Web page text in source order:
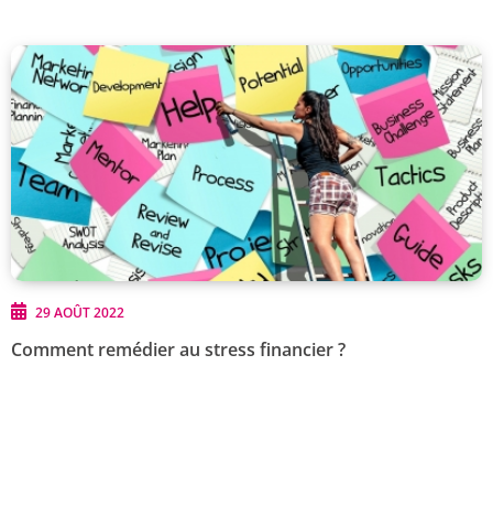
Comment remédier au stress financier ?
29 AOÛT 2022